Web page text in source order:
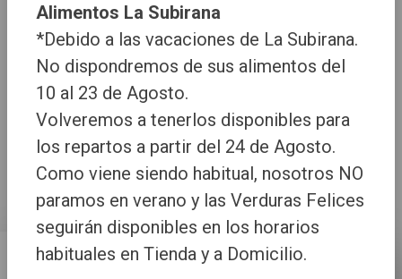
Configuración de cookies
Alimentos La Subirana
*Debido a las vacaciones de La Subirana.
No dispondremos de sus alimentos del
10 al 23 de Agosto.
Volveremos a tenerlos disponibles para
los repartos a partir del 24 de Agosto.
Como viene siendo habitual, nosotros NO
paramos en verano y las Verduras Felices
seguirán disponibles en los horarios
habituales en Tienda y a Domicilio.